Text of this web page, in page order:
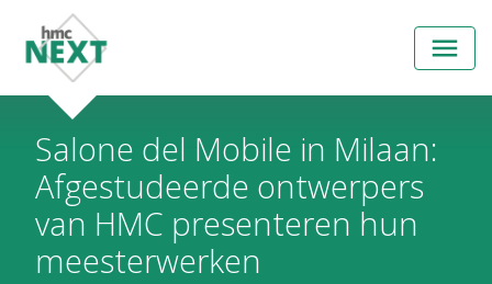
Open
menu
Salone del Mobile in Milaan:
Afgestudeerde ontwerpers
van HMC presenteren hun
meesterwerken